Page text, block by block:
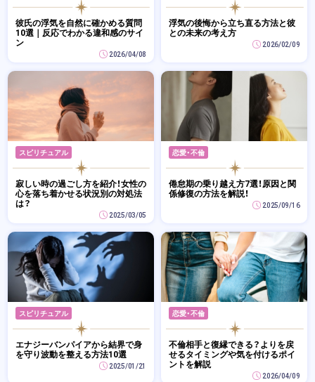
彼氏の浮気を自然に確かめる質問
10選｜反応でわかる違和感のサイ
ン
2026/04/08
浮気の後悔から立ち直る方法と彼
との未来の考え方
2026/02/09
スピリチュアル
寂しい時の過ごし方を紹介！女性の
心を落ち着かせる状況別の対処法
は？
2025/03/05
恋愛・不倫
倦怠期の乗り越え方7選！原因と関
係修復の方法を解説！
2025/09/16
スピリチュアル
エナジーバンパイアから結界で身
を守り波動を整える方法10選
2025/01/21
恋愛・不倫
不倫相手と復縁できる？よりを戻
せるタイミングや気を付けるポイ
ントを解説
2026/04/09